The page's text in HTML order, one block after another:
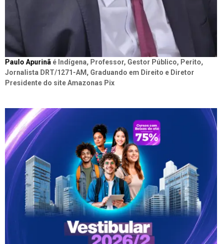
Paulo Apurinã é Indígena, Professor, Gestor Público, Perito,
Jornalista DRT/1271-AM, Graduando em Direito e Diretor
Presidente do site Amazonas Pix